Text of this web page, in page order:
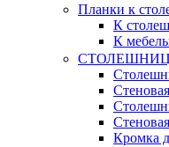
Планки к
К
К
Кромка